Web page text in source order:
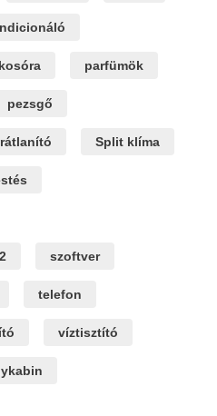
parfümök
pezsgő
Split klíma
szoftver
telefon
víztisztító